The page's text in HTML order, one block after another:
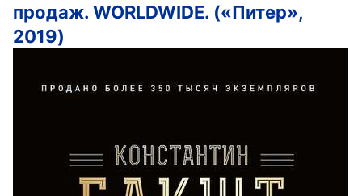
продаж. WORLDWIDE. («Питер»,
2019)